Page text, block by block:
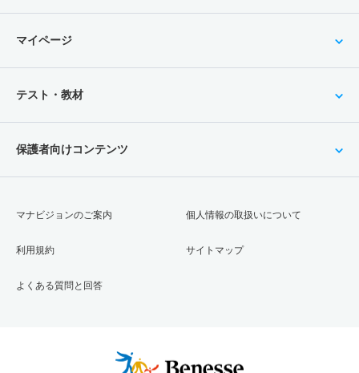
マイページ
テスト・教材
保護者向けコンテンツ
マナビジョンのご案内
利用規約
よくある質問と回答
個人情報の取扱いについて
サイトマップ